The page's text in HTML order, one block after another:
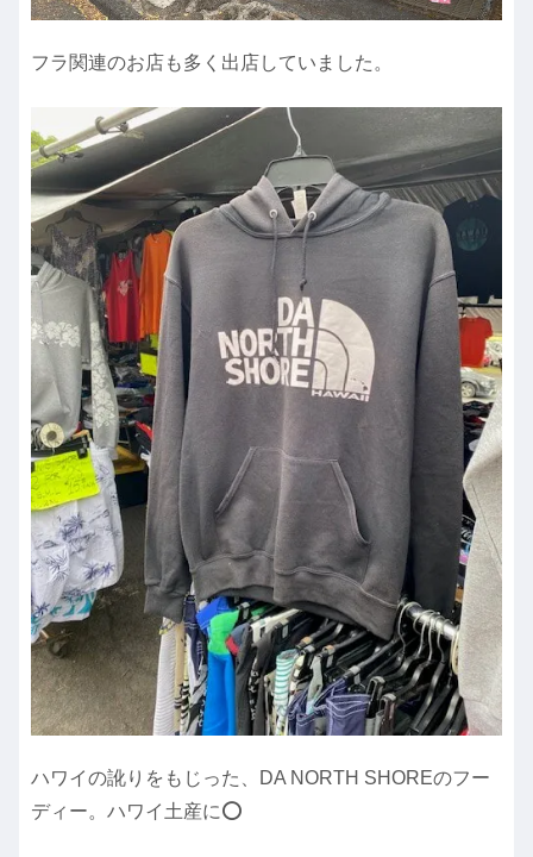
フラ関連のお店も多く出店していました。
ハワイの訛りをもじった、DA NORTH SHOREのフー
ディー。ハワイ土産に⭕️